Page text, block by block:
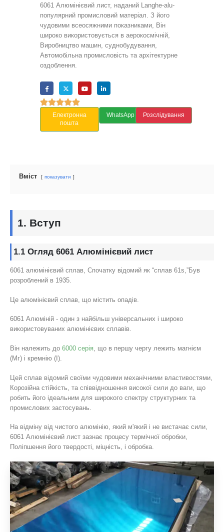
6061 Алюмінієвий лист, наданий Langhe-alu-
популярний промисловий матеріал. З його
чудовими всеосяжними показниками, Він
широко використовується в аерокосмічній,
Виробництво машин, суднобудування,
Автомобільна промисловість та архітектурне
оздоблення.
Електронна
пошта
WhatsApp Розслідування
Вміст показувати
1. Вступ
1.1 Огляд 6061 Алюмінієвий лист
6061 алюмінієвий сплав, Спочатку відомий як “сплав 61s,”Був
розроблений в 1935.
Це алюмінієвий сплав, що містить опадів.
6061 Алюміній - один з найбільш універсальних і широко
використовуваних алюмінієвих сплавів.
Він належить до 6000 серія, що в першу чергу лежить магнієм
(Мг) і кремнію (І).
Цей сплав відомий своїми чудовими механічними властивостями,
Корозійна стійкість, та співвідношення високої сили до ваги, що
робить його ідеальним для широкого спектру структурних та
промислових застосувань.
На відміну від чистого алюмінію, який м'який і не вистачає сили,
6061 Алюмінієвий лист зазнає процесу термічної обробки,
Поліпшення його твердості, міцність, і обробка.